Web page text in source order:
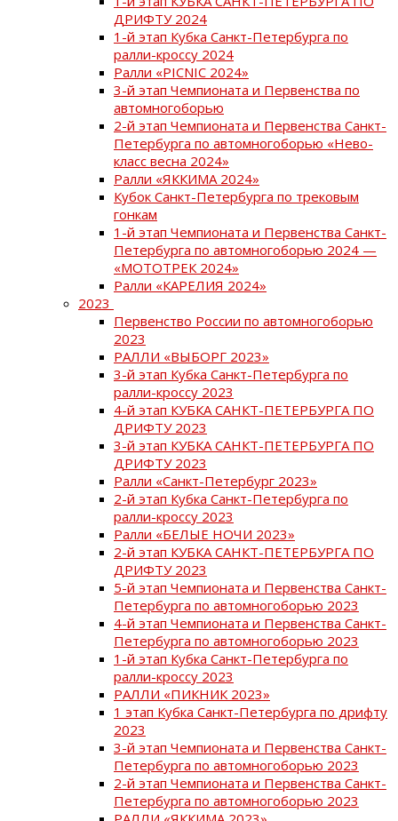
ДРИФТУ 2024
1-й этап Кубка Санкт-Петербурга по
ралли-кроссу 2024
Ралли «PICNIC 2024»
3-й этап Чемпионата и Первенства по
автомногоборью
2-й этап Чемпионата и Первенства Санкт-
Петербурга по автомногоборью «Нево-
класс весна 2024»
Ралли «ЯККИМА 2024»
Кубок Санкт-Петербурга по трековым
гонкам
1-й этап Чемпионата и Первенства Санкт-
Петербурга по автомногоборью 2024 —
«МОТОТРЕК 2024»
Ралли «КАРЕЛИЯ 2024»
2023
Первенство России по автомногоборью
2023
РАЛЛИ «ВЫБОРГ 2023»
3-й этап Кубка Санкт-Петербурга по
ралли-кроссу 2023
4-й этап КУБКА САНКТ-ПЕТЕРБУРГА ПО
ДРИФТУ 2023
3-й этап КУБКА САНКТ-ПЕТЕРБУРГА ПО
ДРИФТУ 2023
Ралли «Санкт-Петербург 2023»
2-й этап Кубка Санкт-Петербурга по
ралли-кроссу 2023
Ралли «БЕЛЫЕ НОЧИ 2023»
2-й этап КУБКА САНКТ-ПЕТЕРБУРГА ПО
ДРИФТУ 2023
5-й этап Чемпионата и Первенства Санкт-
Петербурга по автомногоборью 2023
4-й этап Чемпионата и Первенства Санкт-
Петербурга по автомногоборью 2023
1-й этап Кубка Санкт-Петербурга по
ралли-кроссу 2023
РАЛЛИ «ПИКНИК 2023»
1 этап Кубка Санкт-Петербурга по дрифту
2023
3-й этап Чемпионата и Первенства Санкт-
Петербурга по автомногоборью 2023
2-й этап Чемпионата и Первенства Санкт-
Петербурга по автомногоборью 2023